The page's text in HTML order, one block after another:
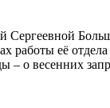
работы её
– о весенних